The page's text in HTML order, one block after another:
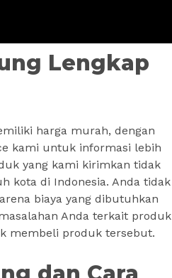
Lengkap
harga murah, dengan
kami untuk informasi lebih
yang kami kirimkan tidak
kota di Indonesia. Anda tidak
biaya yang dibutuhkan
Anda terkait produk
membeli produk tersebut.